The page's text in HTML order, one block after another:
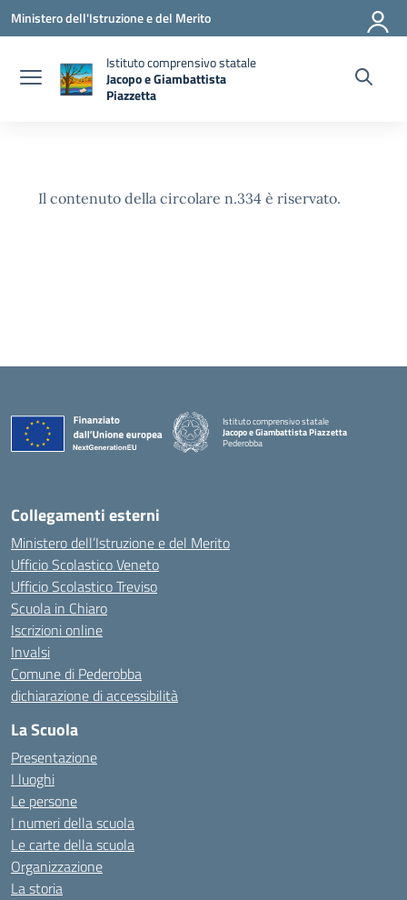
Vai ai contenuti
Vai al menu di navigazione
Vai al footer
Ministero dell'Istruzione e del Merito
Istituto comprensivo statale
Jacopo e Giambattista
Piazzetta
Il contenuto della circolare n.334 è riservato.
Istituto comprensivo statale
Jacopo e Giambattista Piazzetta
Pederobba
Collegamenti esterni
Ministero dell’Istruzione e del Merito
Ufficio Scolastico Veneto
Ufficio Scolastico Treviso
Scuola in Chiaro
Iscrizioni online
Invalsi
Comune di Pederobba
dichiarazione di accessibilità
La Scuola
Presentazione
I luoghi
Le persone
I numeri della scuola
Le carte della scuola
Organizzazione
La storia